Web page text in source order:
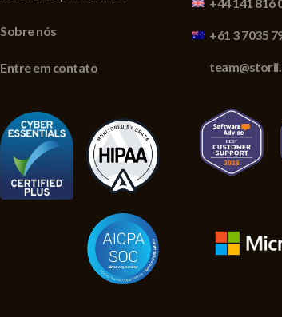
Sobre nós
Entre em contato
+61 3 7035